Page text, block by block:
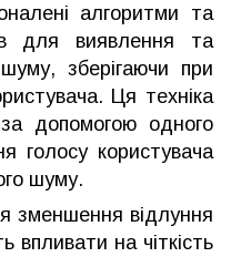
алгоритми та
для виявлення та
зберігаючи при
Ця техніка
допомогою одного
голосу користувача
шуму.
зменшення відлуння
впливати на чіткість